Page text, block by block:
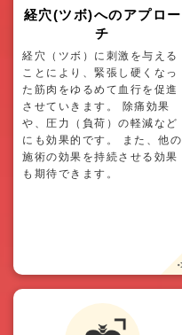
経穴(ツボ)へのアプロー
チ
経穴（ツボ）に刺激を与える
ことにより、緊張し硬くなっ
た筋肉をゆるめて血行を促進
させていきます。 除痛効果
や、圧力（負荷）の軽減など
にも効果的です。 また、他の
施術の効果を持続させる効果
も期待できます。